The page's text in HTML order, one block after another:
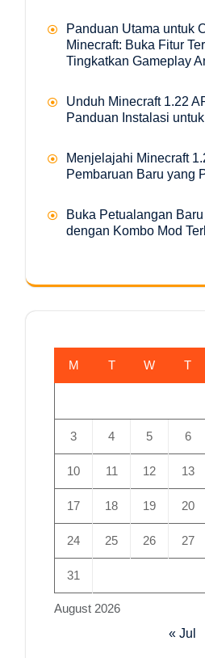
Panduan Utama untuk
Minecraft: Buka Fitur
Tingkatkan Gameplay
Unduh Minecraft 1.22
Panduan Instalasi
Menjelajahi Minecraft
Pembaruan Baru yang
Buka Petualangan
dengan Kombo Mod
August 2026
M T W T
3 4 5 6
10 11 12 13
17 18 19 20
24 25 26 27
31
« Jul